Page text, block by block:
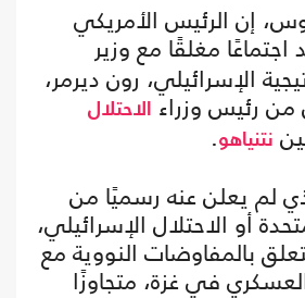
إن الرئيس الأمريكي
اجتماعًا مغلقًا مع وزير
الإسرائيلي، رون ديرمر،
من رئيس وزراء الاحتلال
نتنياهو.
لم يعلن عنه رسميًا من
أو الاحتلال الإسرائيلي،
بالمفاوضات النووية مع
في غزة، متجاوزًا